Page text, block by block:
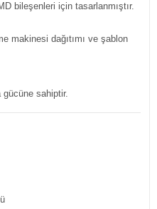
bileşenleri için tasarlanmıştır.
makinesi dağıtımı ve şablon
sahiptir.